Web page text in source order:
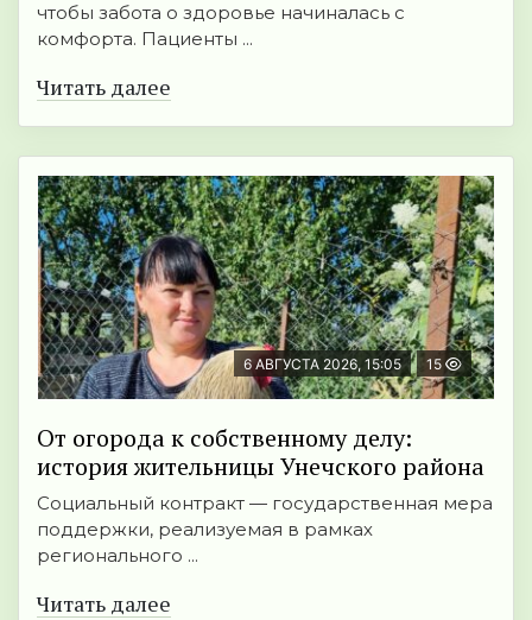
чтобы забота о здоровье начиналась с
комфорта. Пациенты ...
Читать далее
6 АВГУСТА 2026, 15:05 15
От огорода к собственному делу:
история жительницы Унечского района
Социальный контракт — государственная мера
поддержки, реализуемая в рамках
регионального ...
Читать далее